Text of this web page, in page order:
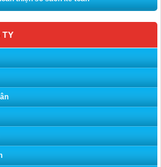
TY